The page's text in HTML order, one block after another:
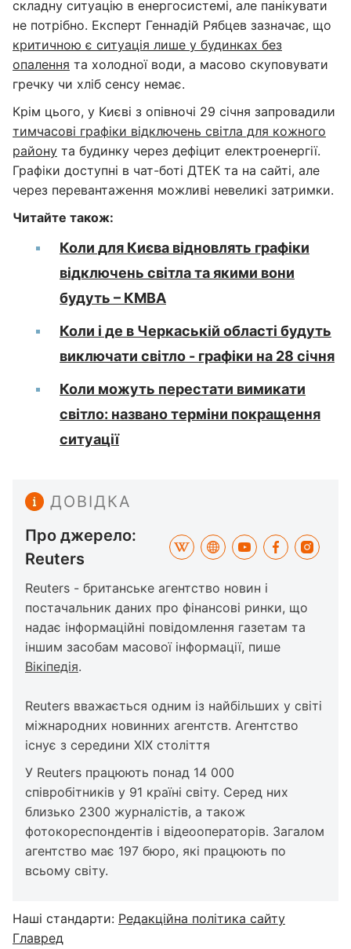
складну ситуацію в енергосистемі, але панікувати
не потрібно. Експерт Геннадій Рябцев зазначає, що
критичною є ситуація лише у будинках без
опалення та холодної води, а масово скуповувати
гречку чи хліб сенсу немає.
Крім цього, у Києві з опівночі 29 січня запровадили
тимчасові графіки відключень світла для кожного
району та будинку через дефіцит електроенергії.
Графіки доступні в чат-боті ДТЕК та на сайті, але
через перевантаження можливі невеликі затримки.
Читайте також:
Коли для Києва відновлять графіки
відключень світла та якими вони
будуть – КМВА
Коли і де в Черкаській області будуть
виключати світло - графіки на 28 січня
Коли можуть перестати вимикати
світло: названо терміни покращення
ситуації
ДОВІДКА
Про джерело:
Reuters
Reuters - британське агентство новин і
постачальник даних про фінансові ринки, що
надає інформаційні повідомлення газетам та
іншим засобам масової інформації, пише
Вікіпедія.
Reuters вважається одним із найбільших у світі
міжнародних новинних агентств. Агентство
існує з середини XIX століття
У Reuters працюють понад 14 000
співробітників у 91 країні світу. Серед них
близько 2300 журналістів, а також
фотокореспондентів і відеооператорів. Загалом
агентство має 197 бюро, які працюють по
всьому світу.
Наші стандарти: Редакційна політика сайту
Главред